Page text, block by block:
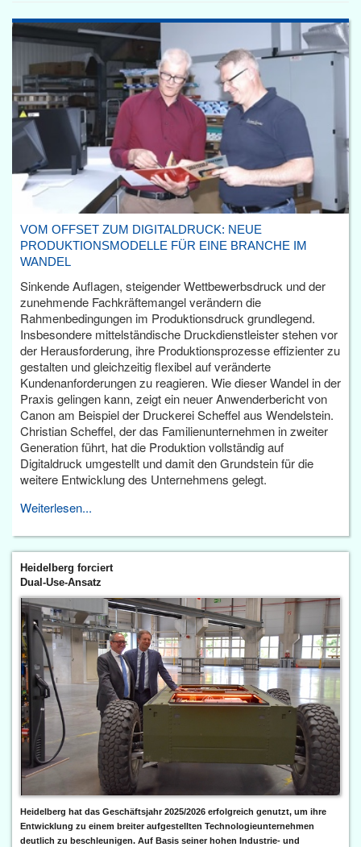
VOM OFFSET ZUM DIGITALDRUCK: NEUE
PRODUKTIONSMODELLE FÜR EINE BRANCHE IM
WANDEL
Sinkende Auflagen, steigender Wettbewerbsdruck und der
zunehmende Fachkräftemangel verändern die
Rahmenbedingungen im Produktionsdruck grundlegend.
Insbesondere mittelständische Druckdienstleister stehen vor
der Herausforderung, ihre Produktionsprozesse effizienter zu
gestalten und gleichzeitig flexibel auf veränderte
Kundenanforderungen zu reagieren. Wie dieser Wandel in der
Praxis gelingen kann, zeigt ein neuer Anwenderbericht von
Canon am Beispiel der Druckerei Scheffel aus Wendelstein.
Christian Scheffel, der das Familienunternehmen in zweiter
Generation führt, hat die Produktion vollständig auf
Digitaldruck umgestellt und damit den Grundstein für die
weitere Entwicklung des Unternehmens gelegt.
Weiterlesen...
Heidelberg forciert
Dual-Use-Ansatz
Heidelberg hat das Geschäftsjahr 2025/2026 erfolgreich genutzt, um ihre
Entwicklung zu einem breiter aufgestellten Technologieunternehmen
deutlich zu beschleunigen. Auf Basis seiner hohen Industrie- und